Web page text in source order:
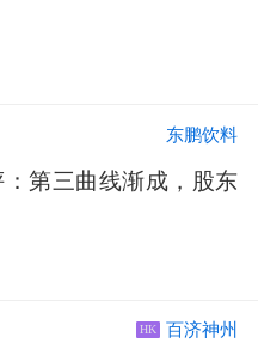
东鹏饮料
第三曲线渐成，股东
HK 百济神州